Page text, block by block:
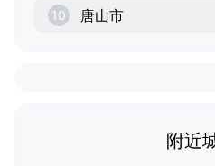
10 唐山市
附近